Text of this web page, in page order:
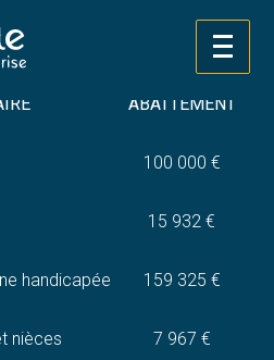
ou légataire, dont le montant
selon le détail suivant.
ABATTEMENT
100 000 €
15 932 €
handicapée 159 325 €
nièces 7 967 €